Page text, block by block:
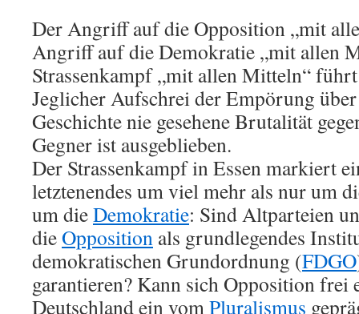
Der Angriff auf die Opposition „mit
Angriff auf die Demokratie „mit allen
Strassenkampf „mit allen Mitteln“
Jeglicher Aufschrei der Empörung
Geschichte nie gesehene Brutalität
Gegner ist ausgeblieben.
Der Strassenkampf in Essen markiert
letztenendes um viel mehr als nur um
um dieDemokratie: Sind Altparteien
dieOpposition als grundlegendes
demokratischen Grundordnung (FDGO
garantieren? Kann sich Opposition frei
Deutschland ein vomPluralismus